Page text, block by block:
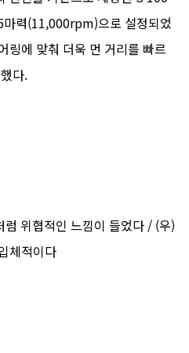
력(11,000rpm)으로 설정되었
링에 맞춰 더욱 먼 거리를 빠르
다.
위협적인 느낌이 들었다 / (우)
체적이다